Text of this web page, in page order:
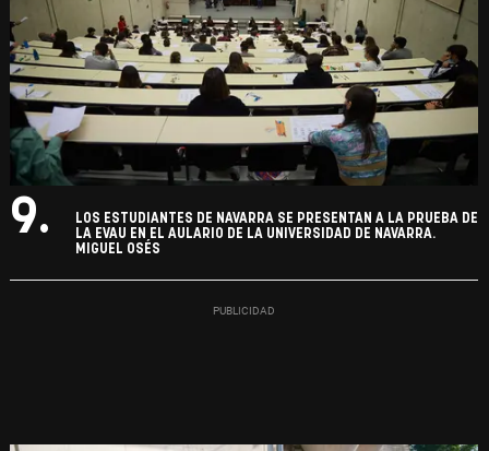
9.
LOS ESTUDIANTES DE NAVARRA SE PRESENTAN A LA PRUEBA DE
LA EVAU EN EL AULARIO DE LA UNIVERSIDAD DE NAVARRA.
MIGUEL OSÉS